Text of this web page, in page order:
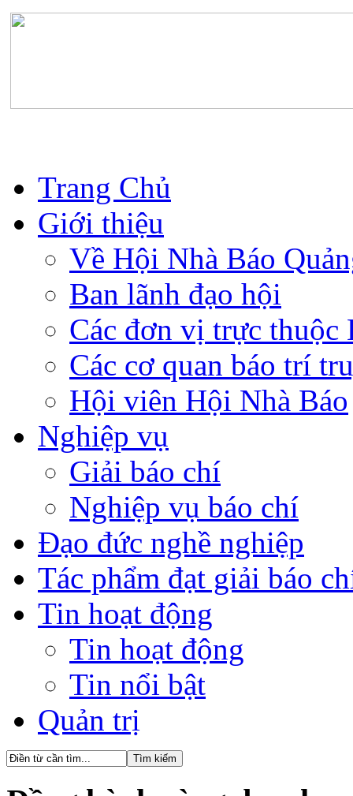
Trang Chủ
Giới thiệu
Về Hội Nhà Báo
Ban lãnh đạo hội
Các đơn vị trực thuộc
Các cơ quan báo trí
Hội viên Hội Nhà Báo
Nghiệp vụ
Giải báo chí
Nghiệp vụ báo chí
Đạo đức nghề nghiệp
Tác phẩm đạt giải báo
Tin hoạt động
Tin hoạt động
Tin nổi bật
Quản trị